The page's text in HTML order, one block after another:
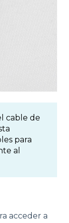
cable de
para
al
acceder a